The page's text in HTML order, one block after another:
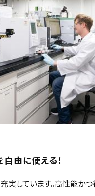
由に使える！
しています。高性能かつ